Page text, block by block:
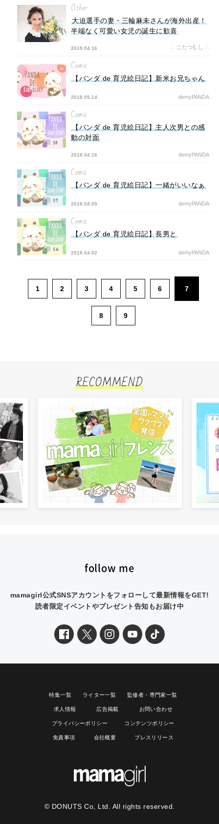
Other
大迫選手の妻・三輪麻未さんが海外出産！
半端なく可愛い女児の誕生に歓喜
2019.04.16 ∴ こたつむし ∴
Comic
【パンダ de 育児絵日記】新米お兄ちゃん
2018.05.14 demyPANDA
Comic
【パンダ de 育児絵日記】主人次男との感
動の対面
2018.04.16 demyPANDA
Comic
【パンダ de 育児絵日記】一緒がいいなぁ
2018.04.09 demyPANDA
Comic
【パンダ de 育児絵日記】長男と
2018.04.02 demyPANDA
1 2 3 4 5 6 7
8 9
RECOMMEND
follow me
mamagirl公式SNSアカウントをフォローして最新情報をGET!
読者限定イベントやプレゼント告知もお届け中
特集一覧 ライター一覧 監修者・専門家一覧
求人情報 広告掲載 お問い合わせ
プライバシーポリシー コンテンツポリシー
免責事項 会社概要 プレスリリース
© DONUTS Co, Ltd. All rights reserved.